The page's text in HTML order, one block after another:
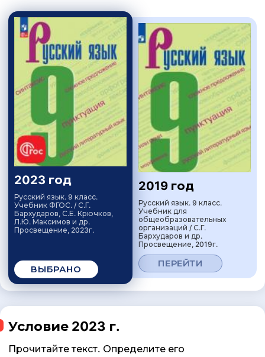
2023 год
Русский язык. 9 класс.
Учебник ФГОС. / С.Г.
Бархударов, С.Е. Крючков,
Л.Ю. Максимов и др.
Просвещение, 2023г.
ВЫБРАНО
2019 год
Русский язык. 9 класс.
Учебник для
общеобразовательных
организаций / С.Г.
Бархударов и др.
Просвещение, 2019г.
ПЕРЕЙТИ
Условие 2023 г.
Прочитайте текст. Определите его